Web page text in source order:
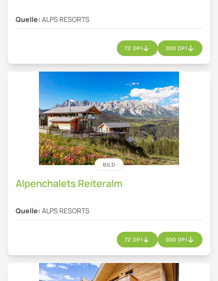
Quelle: ALPS RESORTS
72 DPI 300 DPI
BILD
Alpenchalets Reiteralm
Quelle: ALPS RESORTS
72 DPI 300 DPI